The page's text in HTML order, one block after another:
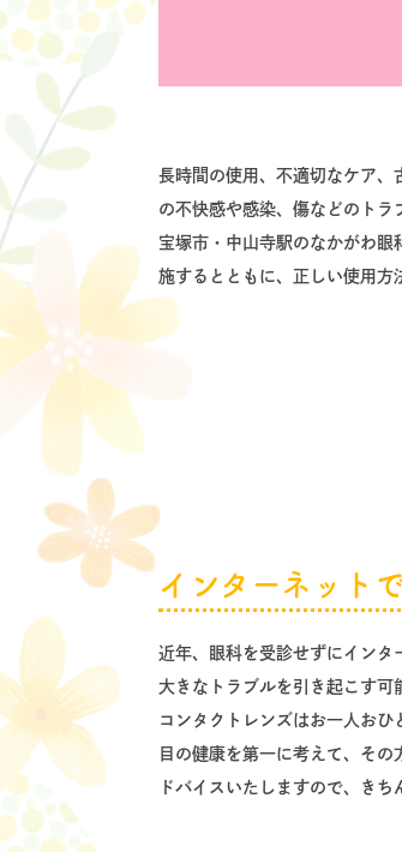
長時間の使用、不適切なケア、
の不快感や感染、傷などのトラ
宝塚市・中山寺駅のなかがわ
施するとともに、正しい使用方
インターネット
近年、眼科を受診せずにインタ
大きなトラブルを引き起こす可
コンタクトレンズはお一人お
目の健康を第一に考えて、そ
ドバイスいたしますので、き